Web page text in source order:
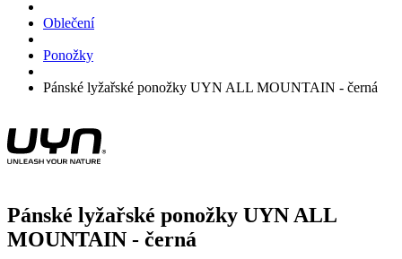
Oblečení
Ponožky
Pánské lyžařské ponožky UYN ALL MOUNTAIN - černá
Pánské lyžařské ponožky UYNALL
MOUNTAIN - černá